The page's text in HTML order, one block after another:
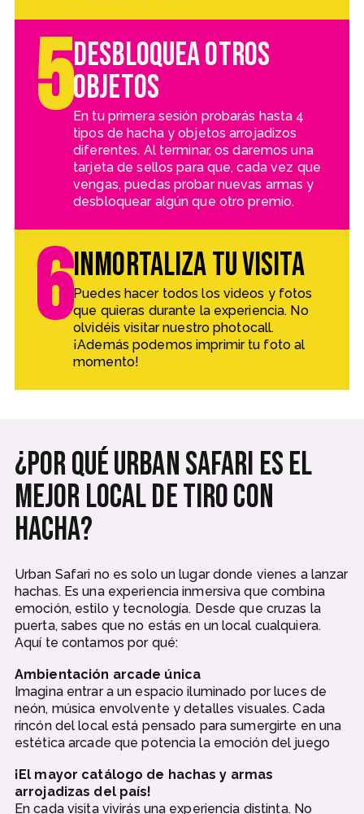
5Desbloquea otros
objetos
En tu primera sesión probarás hasta 4
tipos de hacha y objetos arrojadizos
diferentes. Al terminar, os daremos una
tarjeta de sellos para que, cada vez que
vengas, puedas probar nuevas armas y
desbloquear algún que otro premio.
6Inmortaliza tu visita
Puedes hacer todos los videos y fotos
que quieras durante la experiencia. No
olvidéis visitar nuestro photocall.
¡Además podemos imprimir tu foto al
momento!
¿Por qué Urban Safari es el
mejor local de tiro con
hacha?
Urban Safari no es solo un lugar donde vienes a lanzar
hachas. Es una experiencia inmersiva que combina
emoción, estilo y tecnología. Desde que cruzas la
puerta, sabes que no estás en un local cualquiera.
Aquí te contamos por qué:
Ambientación arcade única
Imagina entrar a un espacio iluminado por luces de
neón, música envolvente y detalles visuales. Cada
rincón del local está pensado para sumergirte en una
estética arcade que potencia la emoción del juego
¡El mayor catálogo de hachas y armas
arrojadizas del país!
En cada visita vivirás una experiencia distinta. No